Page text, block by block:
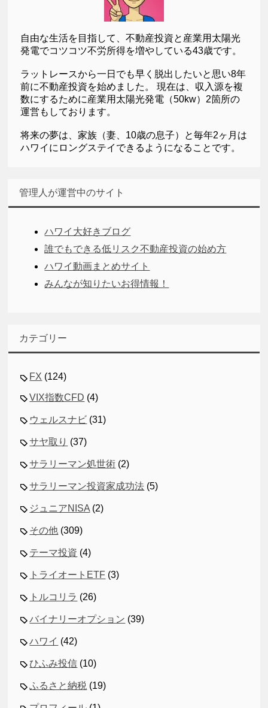
自由な生活を目指して、不動産投資と産業用太陽光
発電でコツコツ不労所得を増やしている43歳です。
ラットレースから一日でも早く脱出したいと思い8年
前に不動産投資を始めました。 現在は、収入源を複
数にするために産業用太陽光発電（50kw）2箇所の
運営もしております。
将来の夢は、家族（妻、10歳の息子）と毎年2ヶ月は
ハワイにロングステイできるようになることです。
管理人が運営中のサイト
ハワイ大好きブログ
誰でもできる低リスク不動産投資の始め方
ハワイ動画まとめサイト
みんなが知りたいお得情報！
カテゴリー
FX (124)
VIX指数CFD (4)
ウェルスナビ (31)
サヤ取り (37)
サラリーマン処世術 (2)
サラリーマン投資家成功法 (5)
ジュニアNISA (2)
その他 (309)
テーマ投資 (4)
トライオートETF (3)
トルコリラ (26)
バイナリーオプション (39)
ハワイ (42)
ひふみ投信 (10)
ふるさと納税 (19)